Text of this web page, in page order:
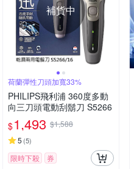
補貨中
荷蘭彈性刀頭加寬33%
PHILIPS飛利浦 360度多動
向三刀頭電動刮鬍刀 S5266
$1,493 $1,588
5 (5)
限時下殺 券